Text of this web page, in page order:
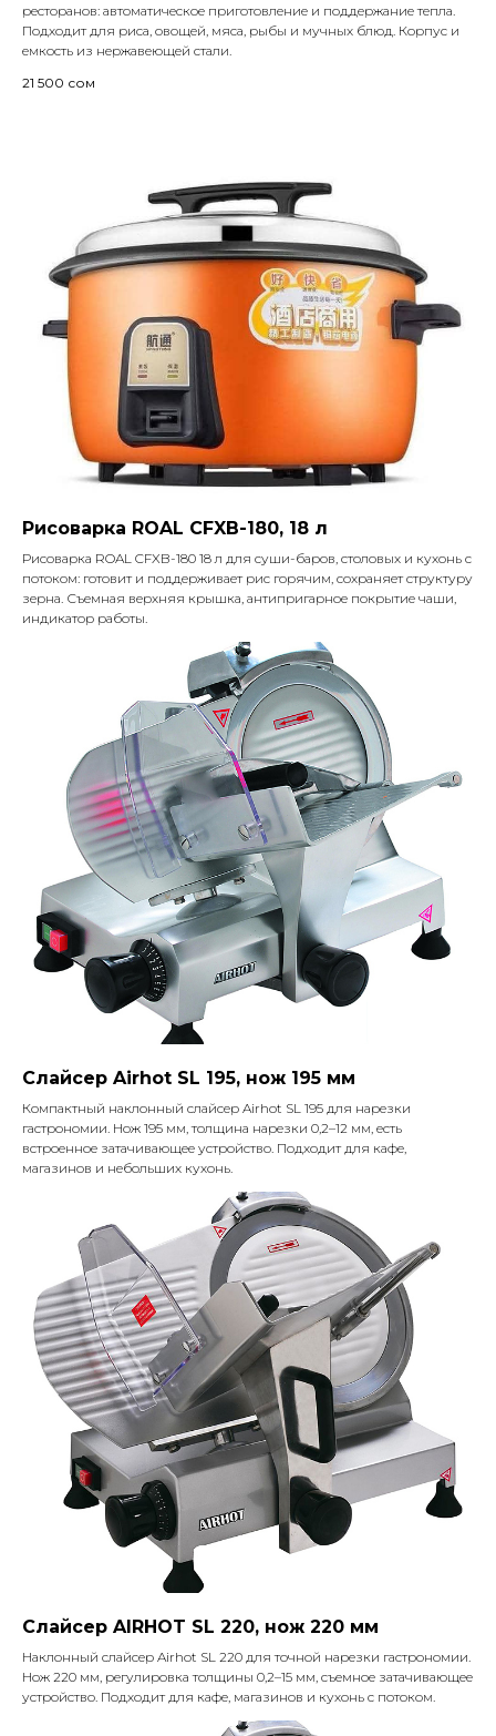
ресторанов: автоматическое приготовление и поддержание тепла.
Подходит для риса, овощей, мяса, рыбы и мучных блюд. Корпус и
емкость из нержавеющей стали.
21 500 сом
Рисоварка ROAL CFXB-180, 18 л
Рисоварка ROAL CFXB-180 18 л для суши-баров, столовых и кухонь с
потоком: готовит и поддерживает рис горячим, сохраняет структуру
зерна. Съемная верхняя крышка, антипригарное покрытие чаши,
индикатор работы.
Слайсер Airhot SL 195, нож 195 мм
Компактный наклонный слайсер Airhot SL 195 для нарезки
гастрономии. Нож 195 мм, толщина нарезки 0,2–12 мм, есть
встроенное затачивающее устройство. Подходит для кафе,
магазинов и небольших кухонь.
Слайсер AIRHOT SL 220, нож 220 мм
Наклонный слайсер Airhot SL 220 для точной нарезки гастрономии.
Нож 220 мм, регулировка толщины 0,2–15 мм, съемное затачивающее
устройство. Подходит для кафе, магазинов и кухонь с потоком.